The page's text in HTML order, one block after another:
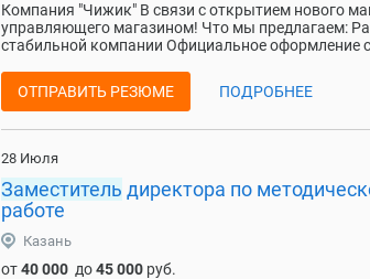
Компания "Чижик" В связи с открытием нового
управляющего магазином! Что мы предлагаем:
стабильной компании Официальное оформление
ОТПРАВИТЬ РЕЗЮМЕ ПОДРОБНЕЕ
28 Июля
Заместитель директора по
работе
Казань
от40 000 до45 000 руб.